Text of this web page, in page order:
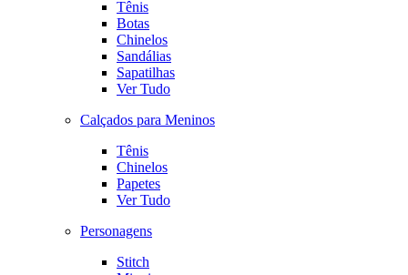
Tênis
Botas
Chinelos
Sandálias
Sapatilhas
Ver Tudo
Calçados para Meninos
Tênis
Chinelos
Papetes
Ver Tudo
Personagens
Stitch